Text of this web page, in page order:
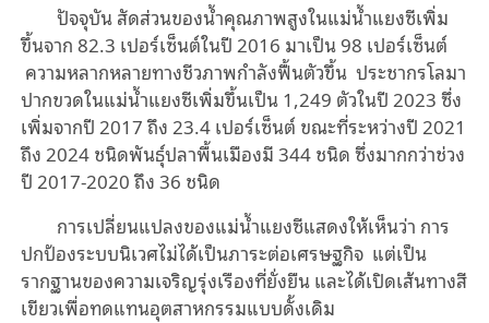
ปัจจุบัน สัดส่วนของน้ำคุณภาพสูงในแม่น้ำแยงซีเพิ่ม
ขึ้นจาก 82.3 เปอร์เซ็นต์ในปี 2016 มาเป็น 98 เปอร์เซ็นต์
ความหลากหลายทางชีวภาพกำลังฟื้นตัวขึ้น ประชากรโลมา
ปากขวดในแม่น้ำแยงซีเพิ่มขึ้นเป็น 1,249 ตัวในปี 2023 ซึ่ง
เพิ่มจากปี 2017 ถึง 23.4 เปอร์เซ็นต์ ขณะที่ระหว่างปี 2021
ถึง 2024 ชนิดพันธุ์ปลาพื้นเมืองมี 344 ชนิด ซึ่งมากกว่าช่วง
ปี 2017-2020 ถึง 36 ชนิด
การเปลี่ยนแปลงของแม่น้ำแยงซีแสดงให้เห็นว่า การ
ปกป้องระบบนิเวศไม่ได้เป็นภาระต่อเศรษฐกิจ แต่เป็น
รากฐานของความเจริญรุ่งเรืองที่ยั่งยืน และได้เปิดเส้นทางสี
เขียวเพื่อทดแทนอุตสาหกรรมแบบดั้งเดิม